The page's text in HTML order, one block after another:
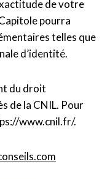
de votre
pourra
telles que
d’identité.
du droit
de la CNIL. Pour
www.cnil.fr/.